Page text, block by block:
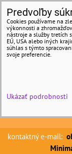
kontaktný e-mail:
Minimálna
Predvoľby
Cookies používame na
výkonnosti a
nástroje a služby tretích
EÚ, USA alebo iných
súhlas s týmto
svoje preferencie.
Ukázať podrobnosti